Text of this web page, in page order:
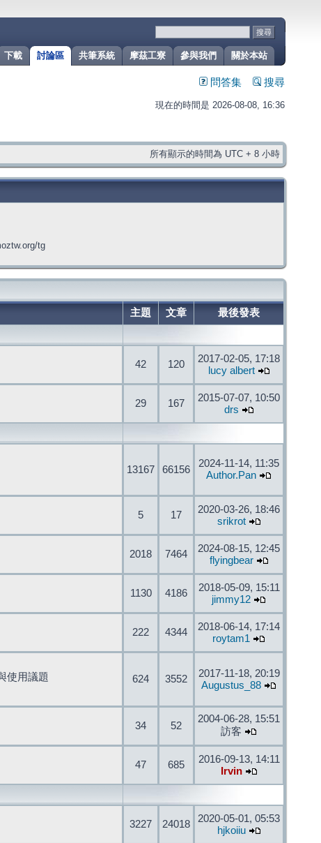
關於本站
參與我們
摩茲工寮
共筆系統
討論區
下載
問答集 搜尋
現在的時間是 2026-08-08, 16:36
所有顯示的時間為 UTC + 8 小時
tg
主題 文章
最後發表
42 120
2017-02-05, 17:18
lucy albert
29 167
2015-07-07, 10:50
drs
13167 66156
2024-11-14, 11:35
Author.Pan
5 17
2020-03-26, 18:46
srikrot
2018 7464
2024-08-15, 12:45
flyingbear
1130 4186
2018-05-09, 15:11
jimmy12
222 4344
2018-06-14, 17:14
roytam1
使用議題
624 3552
2017-11-18, 20:19
Augustus_88
34 52
2004-06-28, 15:51
訪客
47 685
2016-09-13, 14:11
Irvin
3227 24018
2020-05-01, 05:53
hjkoiiu